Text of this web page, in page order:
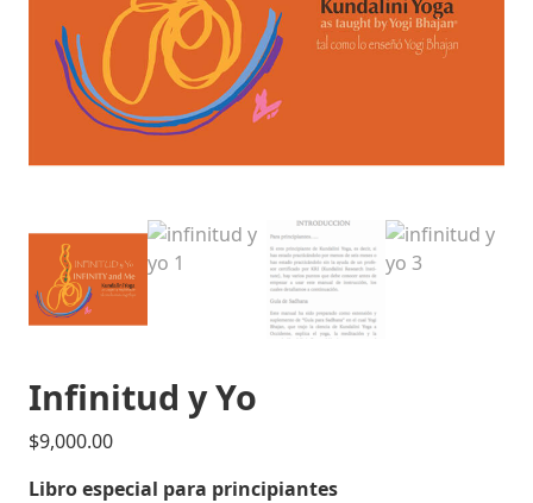
Infinitud y Yo
$9,000.00
Libro especial para principiantes